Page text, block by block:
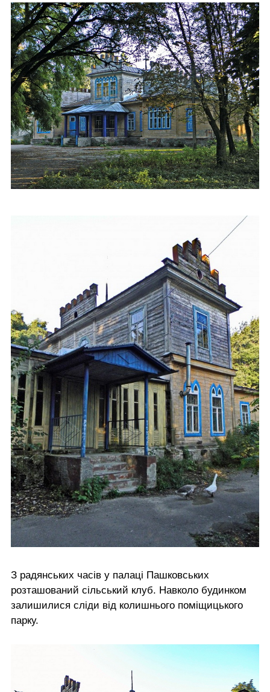
З радянських часів у палаці Пашковських
розташований сільський клуб. Навколо будинком
залишилися сліди від колишнього поміщицького
парку.